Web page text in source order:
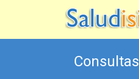
Consultas